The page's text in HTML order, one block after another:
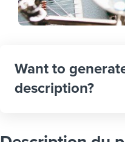
Want to
description?